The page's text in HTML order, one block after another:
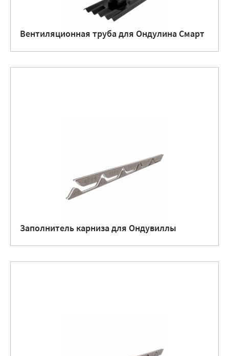
Вентиляционная труба для Ондулина Смарт
Заполнитель карниза для Ондувиллы